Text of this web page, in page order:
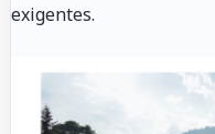
exigentes.